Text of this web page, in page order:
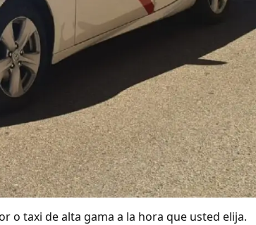
o taxi de alta gama a la hora que usted elija.